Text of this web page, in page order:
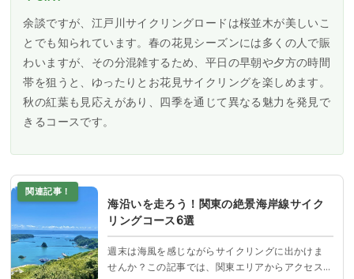
余談ですが、江戸川サイクリングロードは桜並木が美しいこ
とでも知られています。春の花見シーズンには多くの人で賑
わいますが、その分混雑するため、平日の早朝や夕方の時間
帯を狙うと、ゆったりとお花見サイクリングを楽しめます。
秋の紅葉も見応えがあり、四季を通じて異なる魅力を発見で
きるコースです。
関連記事！
海沿いを走ろう！関東の絶景海岸線サイク
リングコース6選
週末は海風を感じながらサイクリングに出かけま
せんか？この記事では、関東エリアからアクセス